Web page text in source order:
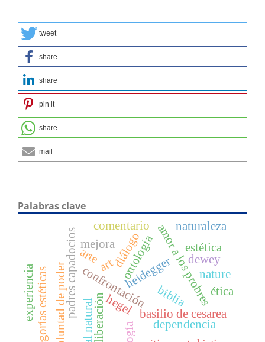
tweet
share
share
pin it
share
mail
Palabras clave
biblia
heidegger
hegel
ontología
confrontación
padres capadocios basilio de cesarea
amor a los probres
dependencia
voluntad de poder liberación
diálogo
ética
comentario
dewey
arte
categorías estéticas
art
estética
naturaleza
experiencia nature
mejora